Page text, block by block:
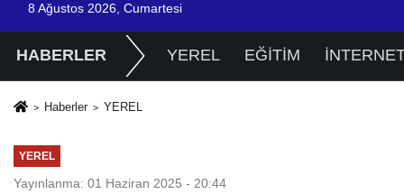
8 Ağustos 2026, Cumartesi
HABERLER YEREL EĞİTİM
Haberler YEREL
YEREL
Yayınlanma: 01 Haziran 2025 - 20:44